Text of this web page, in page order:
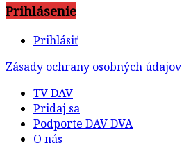
Prihlásenie
Prihlásiť
Zásady ochrany osobných údajov
TV DAV
Pridaj sa
Podporte DAV DVA
O nás